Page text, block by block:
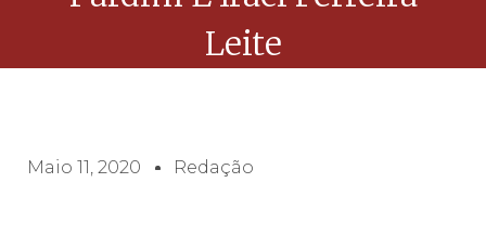
Leite
Maio 11, 2020 Redação